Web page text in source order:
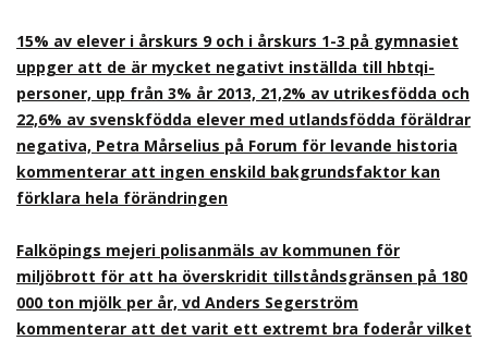
15% av elever i årskurs 9 och i årskurs 1-3 på gymnasiet
uppger att de är mycket negativt inställda till hbtqi-
personer, upp från 3% år 2013, 21,2% av utrikesfödda och
22,6% av svenskfödda elever med utlandsfödda föräldrar
negativa, Petra Mårselius på Forum för levande historia
kommenterar att ingen enskild bakgrundsfaktor kan
förklara hela förändringen
Falköpings mejeri polisanmäls av kommunen för
miljöbrott för att ha överskridit tillståndsgränsen på 180
000 ton mjölk per år, vd Anders Segerström
kommenterar att det varit ett extremt bra foderår vilket